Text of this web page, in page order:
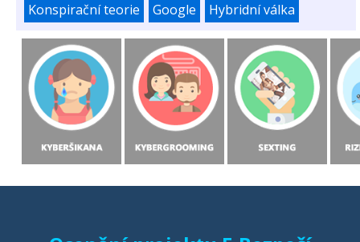
Konspirační teorie
Google Hybridní válka